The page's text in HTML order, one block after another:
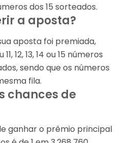
dos 15 sorteados.
a aposta?
aposta foi premiada,
12, 13, 14 ou 15 números
sendo que os números
fila.
chances de
ganhar o prêmio principal